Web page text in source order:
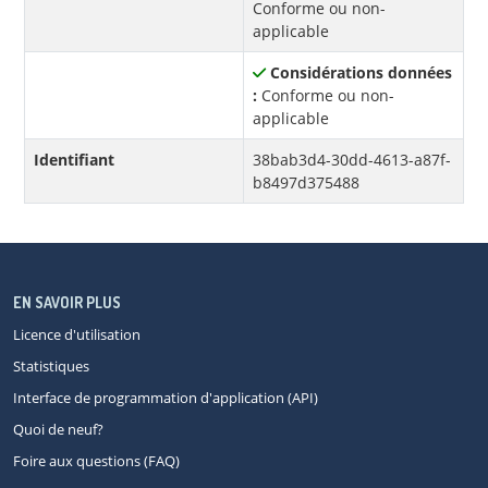
Conforme ou non-
applicable
Considérations données
: Conforme ou non-
applicable
Identifiant
38bab3d4-30dd-4613-a87f-
b8497d375488
EN SAVOIR PLUS
Licence d'utilisation
Statistiques
Interface de programmation d'application (API)
Quoi de neuf?
Foire aux questions (FAQ)